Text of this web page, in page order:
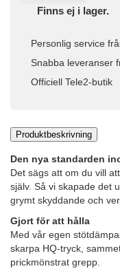
Finns ej i lager.
Personlig service
Snabba leveranser
Officiell Tele2-butik
Produktbeskrivning
Den nya standarden
Det sägs att om du vill
själv. Så vi skapade det
grymt skyddande och
Gjort för att hålla
Med vår egen
skarpa HQ-tryck,
prickmönstrat grepp.